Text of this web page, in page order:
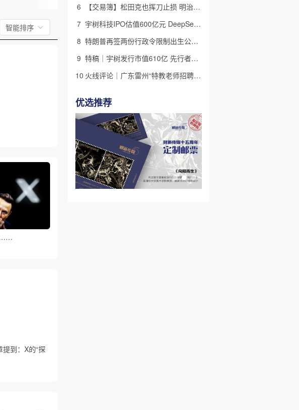
智能排序
……
到：X的“探
6
【交易簿】松田克也挥刀止损 明治折戟中国乳业
7
宇树科技IPO估值600亿元 DeepSeek参与战略配售
8
特朗普再签两份行政令限制出生公民权 意图打击生育旅游产业(含视频)
9
特稿｜宇树发行市值610亿 先行者的加速和考验
10
火线评论｜广东雷州“特教老师招聘违规”很雷，仍有诸多疑点
优选推荐